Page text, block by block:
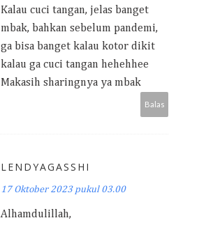
Kalau cuci tangan, jelas banget
mbak, bahkan sebelum pandemi,
ga bisa banget kalau kotor dikit
kalau ga cuci tangan hehehhee
Makasih sharingnya ya mbak
Balas
LENDYAGASSHI
17 Oktober 2023 pukul 03.00
Alhamdulillah,